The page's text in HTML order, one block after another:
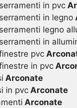
in pvc
in legno
legno
in
pvc
in pvc
Arconate
in pvcArconate
Arconate